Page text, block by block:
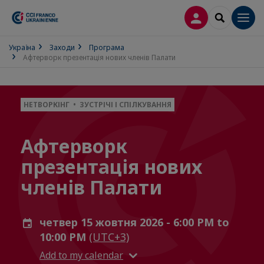
ВХІД SEARCH
Україна Заходи
Програма
Афтерворк презентація нових членів Палати
НЕТВОРКІНГ • ЗУСТРІЧІ І СПІЛКУВАННЯ
Афтерворк
презентація нових
членів Палати
четвер 15 жовтня 2026 - 6:00 PM to
10:00 PM (UTC+3)
Add to my calendar